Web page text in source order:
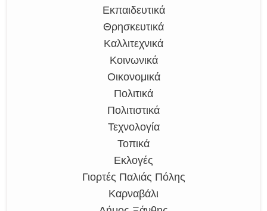
Εκπαιδευτικά
Θρησκευτικά
Καλλιτεχνικά
Κοινωνικά
Οικονομικά
Πολιτικά
Πολιτιστικά
Τεχνολογία
Τοπικά
Εκλογές
Γιορτές Παλιάς Πόλης
Καρναβάλι